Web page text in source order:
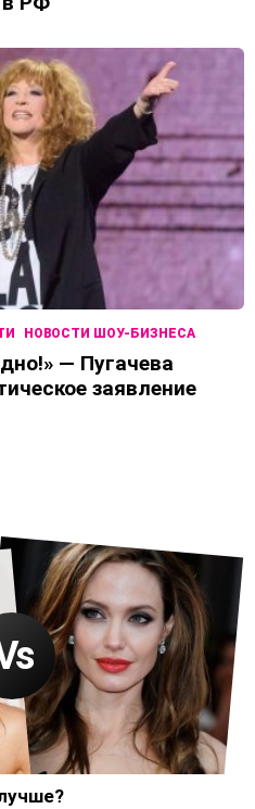
НОВОСТИ ШОУ-БИЗНЕСА
— Пугачева
заявление